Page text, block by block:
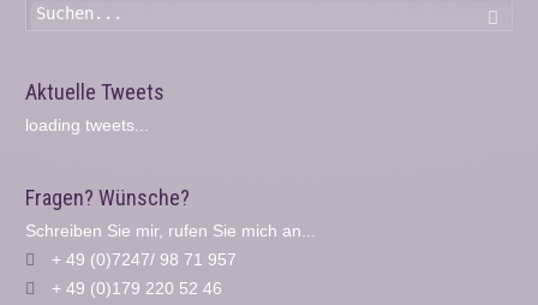
Aktuelle Tweets
loading tweets...
Fragen? Wünsche?
Schreiben Sie mir, rufen Sie mich an...
+ 49 (0)7247/ 98 71 957
+ 49 (0)179 220 52 46